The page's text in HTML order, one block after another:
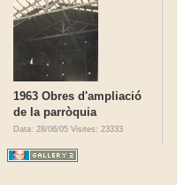
1963 Obres d'ampliació
de la parròquia
Data: 28/06/05 Visites: 23333